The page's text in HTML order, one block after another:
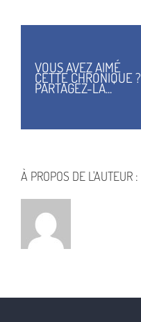
VOUS AVEZ AIMÉ
CETTE CHRONIQUE ?
PARTAGEZ-LA...
À PROPOS DE L'AUTEUR :